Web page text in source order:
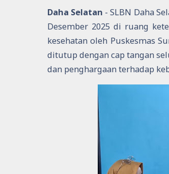
Daha Selatan - SLBN Daha
Desember 2025 di ruang
kesehatan oleh Puskesmas
ditutup dengan cap tangan
dan penghargaan terhadap